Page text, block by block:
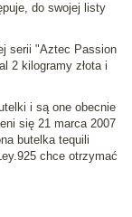
do swojej listy
serii "Aztec Passion
2 kilogramy złota i
i są one obecnie
się 21 marca 2007
butelka tequili
chce otrzymać